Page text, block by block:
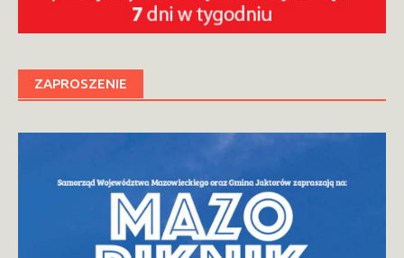
ZAPROSZENIE